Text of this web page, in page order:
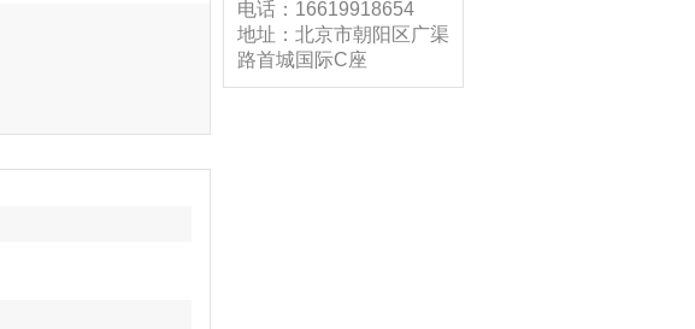
电话：16619918654
地址：北京市朝阳区广渠
路首城国际C座